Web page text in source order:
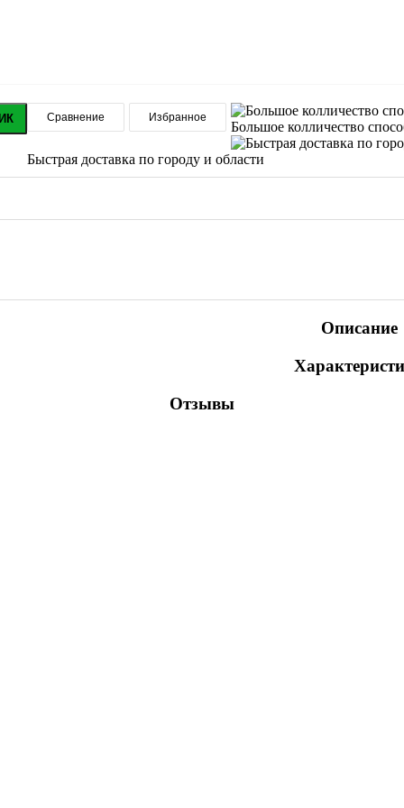
Сравнение Избранное
Большое колличество
Быстрая доставка по городу и области
Описание
Отзывы